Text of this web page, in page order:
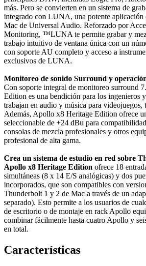
más. Pero se convierten en un sistema de
integrado con LUNA, una potente aplicación
Mac de Universal Audio. Reforzado por
Monitoring, ™LUNA te permite grabar y
trabajo intuitivo de ventana única con un
con soporte AU completo y acceso a
exclusivos de LUNA.
Monitoreo de sonido Surround y
Con soporte integral de monitoreo surround
Edition es una bendición para los ingenieros
trabajan en audio y música para
Además, Apollo x8 Heritage Edition ofrece
seleccionable de +24 dBu para
consolas de mezcla profesionales y otros
profesional de alta gama.
Crea un sistema de estudio en red sobre
Apollo x8 Heritage Edition ofrece 18
simultáneas (8 x 14 E/S analógicas) y dos
incorporados, que son compatibles con
Thunderbolt 1 y 2 de Mac a través de un
separado). Esto permite a los usuarios de
de escritorio o de montaje en rack Apollo
combinar fácilmente hasta cuatro Apollo y
en total.
Características